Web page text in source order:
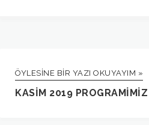
ÖYLESINE BIR YAZI OKUYAYIM »
KASIM 2019 PROGRAMIMIZ